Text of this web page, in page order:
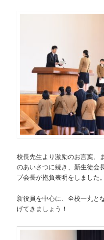
校長先生より激励のお言葉、
のあいさつに続き、新生徒会
ブ会長が抱負表明をしました。
新役員を中心に、全校一丸と
げてきましょう！